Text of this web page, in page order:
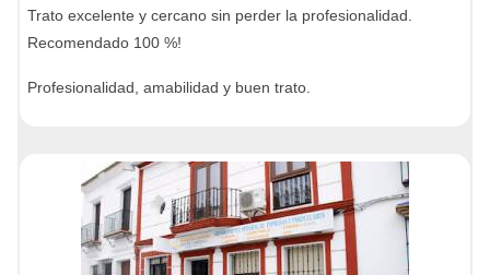
Trato excelente y cercano sin perder la profesionalidad.
Recomendado 100 %!
Profesionalidad, amabilidad y buen trato.